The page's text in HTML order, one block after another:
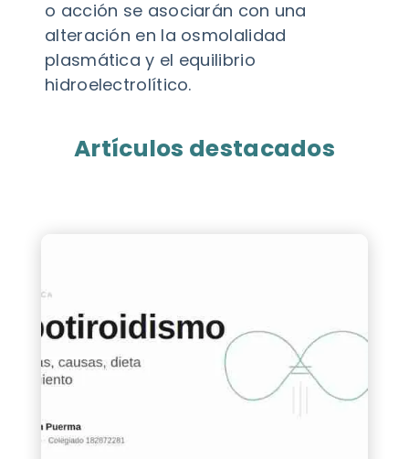
o acción se asociarán con una
alteración en la osmolalidad
plasmática y el equilibrio
hidroelectrolítico.
Artículos destacados